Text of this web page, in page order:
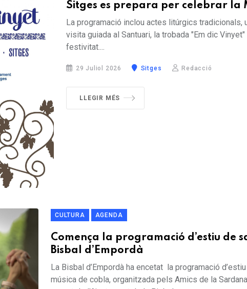
Sitges es prepara per celebrar la
La programació inclou actes litúrgics tradicionals,
visita guiada al Santuari, la trobada "Em dic
festivitat....
29 Juliol 2026 Sitges Redacció
LLEGIR MÉS
CULTURA AGENDA
Comença la programació d’estiu de
Bisbal d’Empordà
La Bisbal d’Empordà ha encetat la programació
música de cobla, organitzada pels Amics de la